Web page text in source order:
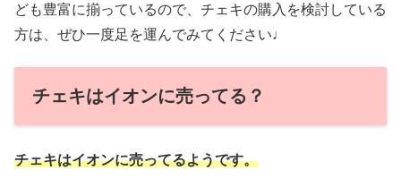
ども豊富に揃っているので、チェキの購入を検討している
方は、ぜひ一度足を運んでみてください♩
チェキはイオンに売ってる？
チェキはイオンに売ってるようです。